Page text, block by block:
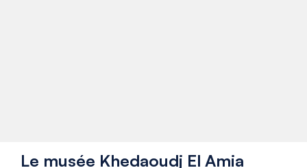
Le musée Khedaoudj El Amia